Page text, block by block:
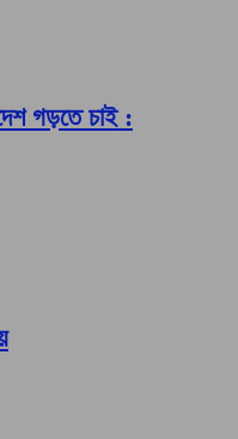
গড়তে চাই :